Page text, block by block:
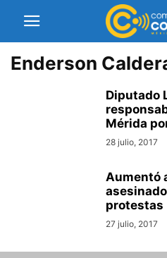
Enderson
Diputado
Mérida
28 julio, 2017
Aumentó
protestas
27 julio, 2017